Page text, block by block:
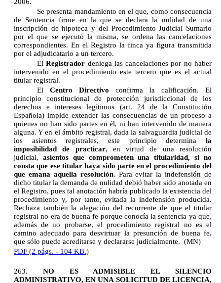
2006.
Se presenta mandamiento en el que, como consecuencia
de Sentencia firme en la que se declara la nulidad de una
inscripción de hipoteca y del Procedimiento Judicial Sumario
por el que se ejecutó la misma, se ordena las cancelaciones
correspondientes. En el Registro la finca ya figura transmitida
por el adjudicatario a un tercero.
ElRegistrador deniega las cancelaciones por no haber
intervenido en el procedimiento este tercero que es el actual
titular registral.
ElCentro Directivo confirma la calificación. El
principio constitucional de protección jurisdiccional de los
derechos e intereses legítimos (art. 24 de la Constitución
Española) impide extender las consecuencias de un proceso a
quienes no han sido partes en él, ni han intervenido de manera
alguna. Y en el ámbito registral, dada la salvaguardia judicial de
los asientos registrales, este principio determina la
imposibilidad de practicar, en virtud de una resolución
judicial, asientos que comprometen una titularidad, si no
consta que ese titular haya sido parte en el procedimiento del
que emana aquella resolución. Para evitar la indefensión de
dicho titular la demanda de nulidad debió haber sido anotada en
el Registro, pues tal anotación habría publicado la existencia del
procedimiento y, por tanto, evitada la indefensión producida.
Rechaza también la alegación del recurrente de que el titular
registral no era de buena fe porque conocía la sentencia ya que,
además de no probarse, el procedimiento registral no es el
camino adecuado para desvirtuar la presunción de buena fe,
que sólo puede acreditarse y declararse judicialmente. (MN)
PDF (2 págs. - 104 KB.)
263. NO ES ADMISIBLE EL SILENCIO
ADMINISTRATIVO, EN UNA SOLICITUD DE LICENCIA,